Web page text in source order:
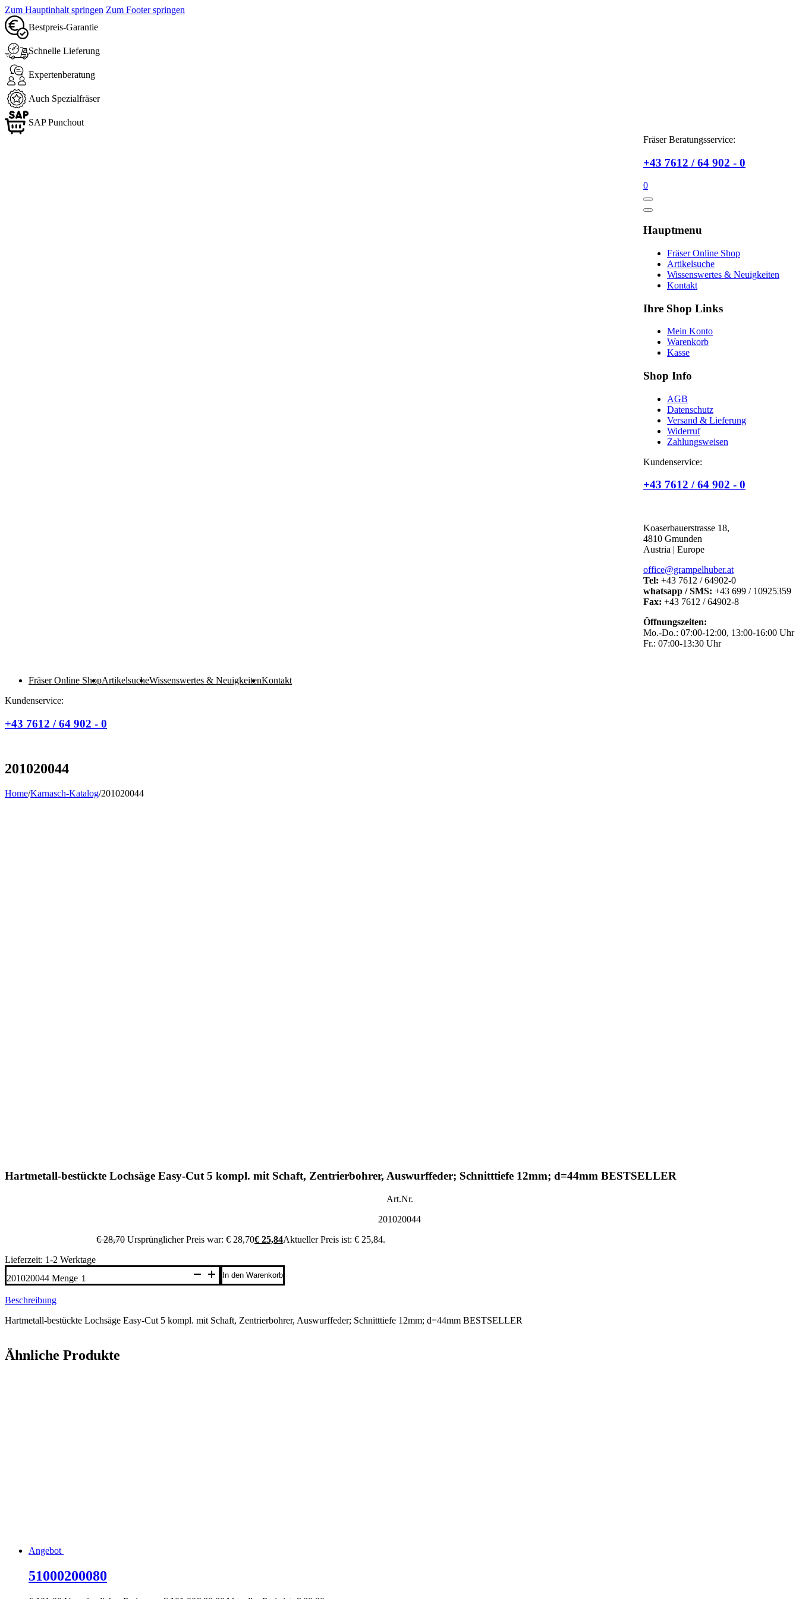
Zum Hauptinhalt springen Zum Footer springen
Bestpreis-Garantie
Schnelle Lieferung
Expertenberatung
Auch Spezialfräser
SAP Punchout
Fräser Beratungsservice:
+43 7612 / 64 902 - 0
0
Hauptmenu
Fräser Online Shop
Artikelsuche
Wissenswertes & Neuigkeiten
Kontakt
Ihre Shop Links
Mein Konto
Warenkorb
Kasse
Shop Info
AGB
Datenschutz
Versand & Lieferung
Widerruf
Zahlungsweisen
Kundenservice:
+43 7612 / 64 902 - 0
Koaserbauerstrasse 18,
4810 Gmunden
Austria | Europe
office@grampelhuber.at
Tel: +43 7612 / 64902-0
whatsapp / SMS: +43 699 / 10925359
Fax: +43 7612 / 64902-8
Öffnungszeiten:
Mo.-Do.: 07:00-12:00, 13:00-16:00 Uhr
Fr.: 07:00-13:30 Uhr
Fräser Online ShopArtikelsucheWissenswertes & NeuigkeitenKontakt
Kundenservice:
+43 7612 / 64 902 - 0
201020044
Home/Karnasch-Katalog/201020044
Hartmetall-bestückte Lochsäge Easy-Cut 5 kompl. mit Schaft, Zentrierbohrer, Auswurffeder; Schnitttiefe 12mm; d=44mm BESTSELLER
Art.Nr.
201020044
€28,70 Ursprünglicher Preis war: € 28,70€ 25,84Aktueller Preis ist: € 25,84.
Lieferzeit: 1-2 Werktage
201020044 Menge
In den Warenkorb
Beschreibung
Hartmetall-bestückte Lochsäge Easy-Cut 5 kompl. mit Schaft, Zentrierbohrer, Auswurffeder; Schnitttiefe 12mm; d=44mm BESTSELLER
Ähnliche Produkte
Angebot
51000200080